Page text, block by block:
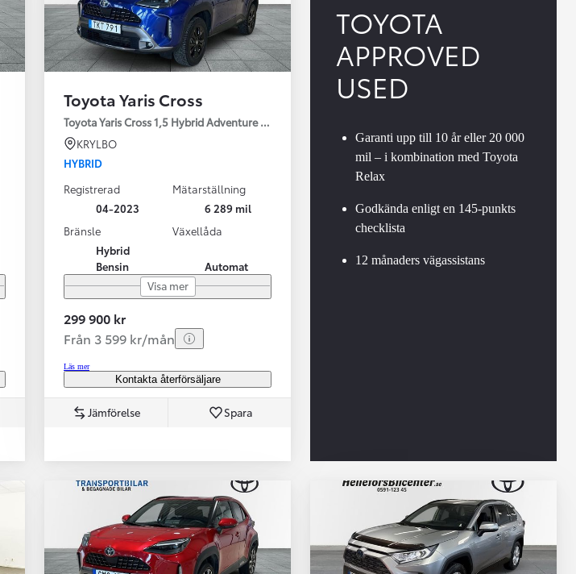
Från 324 900 kr
Från 3 194 kr/mån
Toyota C-HR
HYBRID & LADDHYBRID
Vi har Sveriges mest nöjda
Toyota
När varje jobb
Toyota Yaris Cross
Toyota Yaris Cross 1,5 Hybrid Adventure Drag V-Hjul
KRYLBO
HYBRID
Registrerad
04-2023
Mätarställning
6 289 mil
Bränsle
Hybrid
Bensin
Växellåda
Automat
Visa mer
299 900 kr
Från 3 599 kr/mån
Läs mer
Kontakta återförsäljare
Jämförelse Spara
TOYOTA
APPROVED
USED
Garanti upp till 10 år eller 20 000
mil – i kombination med Toyota
Relax
Godkända enligt en 145-punkts
checklista
12 månaders vägassistans